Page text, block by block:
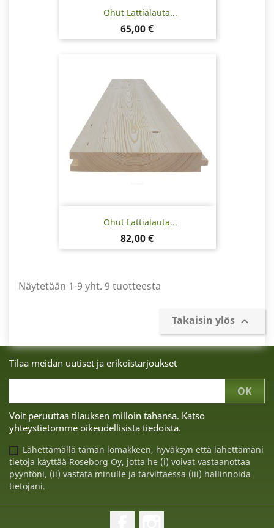
Ohut Lattialauta...
Hinta
65,00 €
Ohut Lattialauta...
Hinta
82,00 €
Näytetään 1-9 yht. 9 tuotteesta
Takaisin ylös 
Tilaa meidän uutiset ja erikoistarjoukset
Voit peruuttaa tilauksen milloin tahansa. Katso
yhteystietomme oikeudellisista tiedoista.
Lähettämällä tämän lomakkeen, hyväksyn että lähettämäni
tietoja käyttää Roseborg Oy, jotta he (i) voivat vastaanottaa
pyyntöni, (ii) vastata minulle ja tarvittaessa (iii) hallinnoida
tietojani.